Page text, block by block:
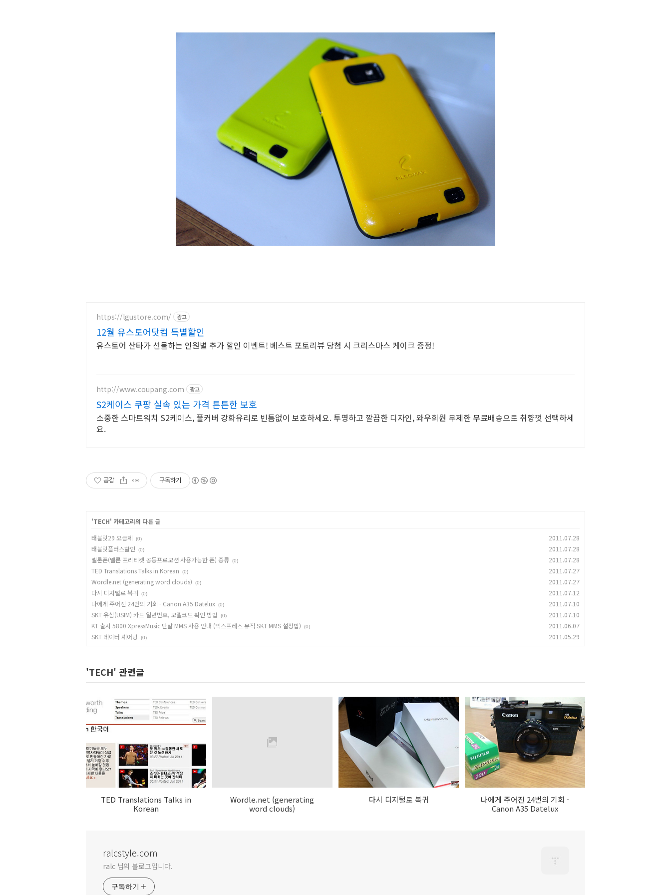
https://lgustore.com/ 광고
12월 유스토어닷컴 특별할인
유스토어 산타가 선물하는 인원별 추가 할인 이벤트! 베스트 포토리뷰 당첨 시 크리스마스 케이크 증정!
http://www.coupang.com 광고
S2케이스 쿠팡 실속 있는 가격 튼튼한 보호
소중한 스마트워치 S2케이스, 풀커버 강화유리로 빈틈없이 보호하세요. 투명하고 깔끔한 디자인, 와우회원 무제한 무료배송으로 취향껏 선택하세
요.
공감 구독하기
'TECH' 카테고리의 다른 글
태블릿29 요금제
(0) 2011.07.28
태블릿플러스할인 (0) 2011.07.28
멜론폰(멜론 프리티켓 공동프로모션 사용가능한 폰) 종류 (0) 2011.07.28
TED Translations Talks in Korean (0) 2011.07.27
Wordle.net (generating word clouds) (0) 2011.07.27
다시 디지털로 복귀 (0) 2011.07.12
나에게 주어진 24번의 기회 - Canon A35 Datelux (0) 2011.07.10
SKT 유심(USIM) 카드 일련번호, 모델코드 확인 방법 (0) 2011.07.10
KT 출시 5800 XpressMusic 단말 MMS 사용 안내 (익스프레스 뮤직 SKT MMS 설정법) (0) 2011.06.07
SKT 데이터 셰어링 (0) 2011.05.29
'TECH' 관련글
TED Translations Talks in
Korean
Wordle.net (generating
word clouds)
다시 디지털로 복귀
나에게 주어진 24번의 기회 -
Canon A35 Datelux
ralcstyle.com
ralc 님의 블로그입니다.
구독하기